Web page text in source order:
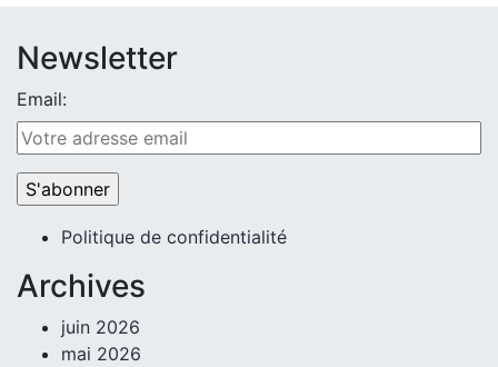
Newsletter
Email:
Politique de confidentialité
Archives
juin 2026
mai 2026